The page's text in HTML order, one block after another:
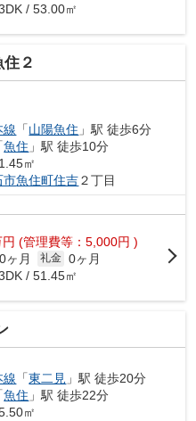
/ 53.00㎡
２
線 「山陽魚住 」駅 徒歩6分
魚住 」駅 徒歩10分
㎡
市魚住町住吉２丁目
円 (管理費等：5,000円 )
0ヶ月 礼金 0ヶ月
/ 51.45㎡
線 「東二見 」駅 徒歩20分
魚住 」駅 徒歩22分
㎡